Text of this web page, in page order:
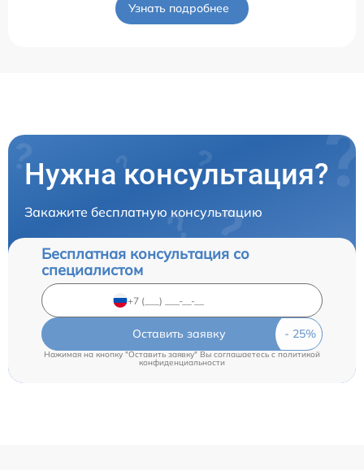
Узнать подробнее
Нужна консультация?
Закажите бесплатную консультацию
Бесплатная консультация со
специалистом
Оставить заявку
Нажимая на кнопку "Оставить заявку" Вы соглашаетесь c политикой
конфиденциальности